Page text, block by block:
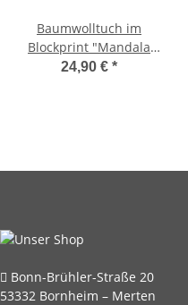
Baumwolltuch im
Blockprint "Mandala
Pink mit Neondetails"
24,90 € *
Bonn-Brühler-Straße 20
53332 Bornheim – Merten